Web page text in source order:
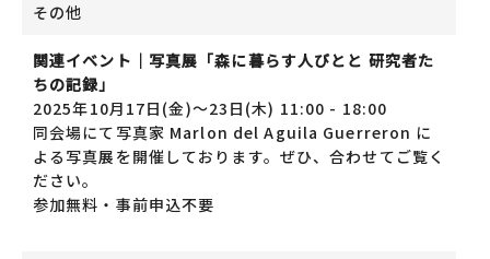
その他
関連イベント｜写真展「森に暮らす人びとと 研究者た
ちの記録」
2025年10月17日(金)～23日(木) 11:00 - 18:00
同会場にて写真家 Marlon del Aguila Guerreron に
よる写真展を開催しております。ぜひ、合わせてご覧く
ださい。
参加無料・事前申込不要